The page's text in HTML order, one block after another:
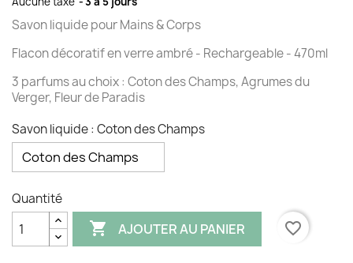
Savon liquide pour Mains & Corps
Flacon décoratif en verre ambré - Rechargeable - 470ml
3 parfums au choix : Coton des Champs, Agrumes du
Verger, Fleur de Paradis
Savon liquide : Coton des Champs
Quantité
 AJOUTER AU PANIER favorite_border